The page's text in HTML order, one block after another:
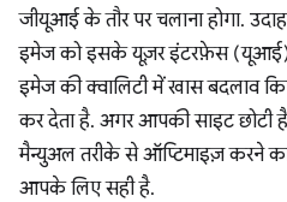
जीयूआई के तौर पर चलाना होगा.
इमेज को इसके यूज़र इंटरफ़ेस (यूआई)
इमेज की क्वालिटी में खास बदलाव
कर देता है. अगर आपकी साइट
मैन्युअल तरीके से ऑप्टिमाइज़ करने
आपके लिए सही है.